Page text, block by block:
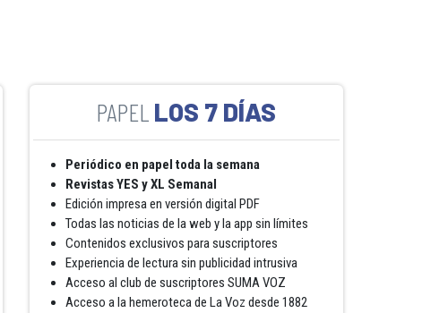
LOS 7 DÍAS
Periódico en papel toda la semana
Revistas YES y XL Semanal
Edición impresa en versión digital PDF
Todas las noticias de la web y la app sin límites
Contenidos exclusivos para suscriptores
Experiencia de lectura sin publicidad intrusiva
Acceso al club de suscriptores SUMA VOZ
Acceso a la hemeroteca de La Voz desde 1882